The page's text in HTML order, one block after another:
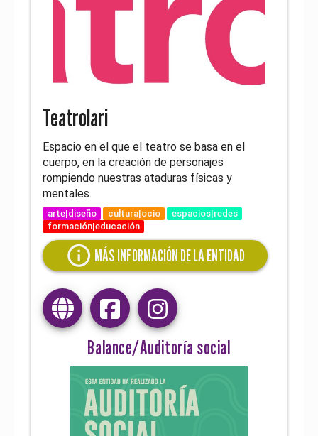
Teatrolari
Espacio en el que el teatro se basa en el
cuerpo, en la creación de personajes
rompiendo nuestras ataduras físicas y
mentales.
arte|diseño cultura|ocio
espacios|redes
formación|educación
info MÁS INFORMACIÓN DE LA ENTIDAD
Balance/Auditoría social